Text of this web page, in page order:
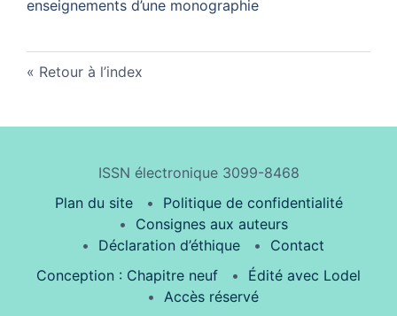
enseignements d’une monographie
Retour à l’index
ISSN électronique 3099-8468
Plan du site
Politique de confidentialité
Consignes aux auteurs
Déclaration d’éthique
Contact
Conception : Chapitre neuf
Édité avec Lodel
Accès réservé